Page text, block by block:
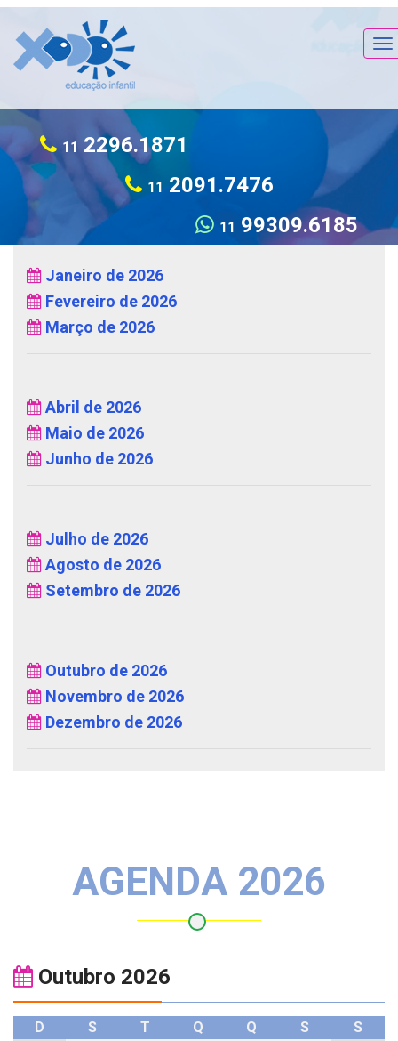
11 2296.1871
112091.7476
11 99309.6185
Janeiro de 2026
Fevereiro de 2026
Março de 2026
Abril de 2026
Maio de 2026
Junho de 2026
Julho de 2026
Agosto de 2026
Setembro de 2026
Outubro de 2026
Novembro de 2026
Dezembro de 2026
AGENDA 2026
Outubro 2026
D S T Q Q S
S